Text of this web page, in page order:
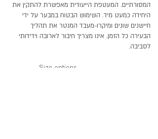
המסורתיים. המעטפת הייעודית מאפשרת להתקין את
היחידה כמעט מיד. השימוש הבטוח במבער על ידי
חיישנים שונים ומיקרו-מעבד המנטר את תהליך
הבעירה כל הזמן. אינו מצריך חיבור לארובה וידידותי
לסביבה.
Size options